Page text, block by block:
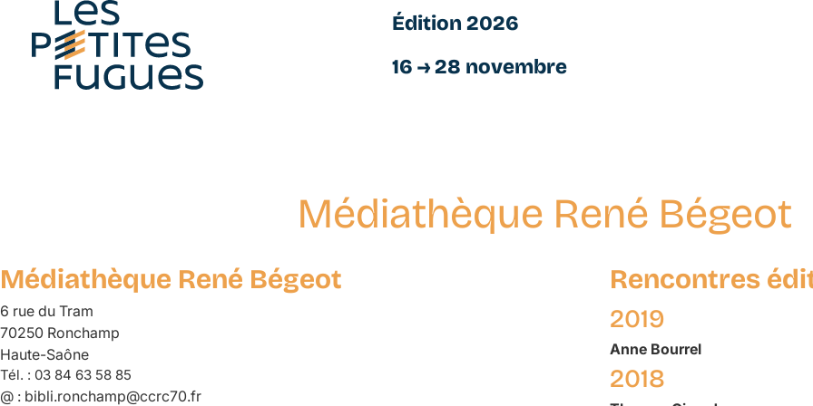
principal
Édition 2026
16 → 28 novembre
Médiathèque René Bégeot
Médiathèque René Bégeot
6 rue du Tram
70250 Ronchamp
Haute-Saône
Tél. : 03 84 63 58 85
@ : bibli.ronchamp@ccrc70.fr
Rencontres
2019
Anne Bourrel
2018